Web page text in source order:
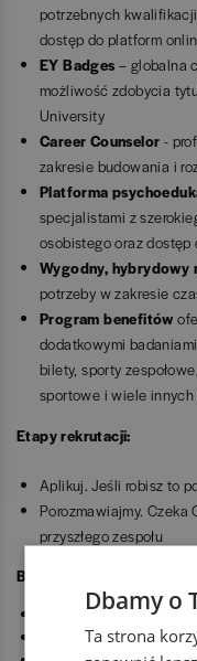
potrzebnych
dostęp do platform
EY Badges – globalna
możliwość zdobycia
University
Career Counselor -
zakresie budowania i
Platforma
specjalistami z
osobistego oraz
Wygodny,
potrzeby w zakresie
Program benefitów
dodatkowymi
bilety, sporty
sportowe i wiele
Etapy rekrutacji:
Aplikuj. Jeśli robisz to
Porozmawiajmy. Czeka
przyszłego zespołu
Benefity
dofinansowanie zajęć
dofinansowanie nauki
Dbamy o
Ta strona